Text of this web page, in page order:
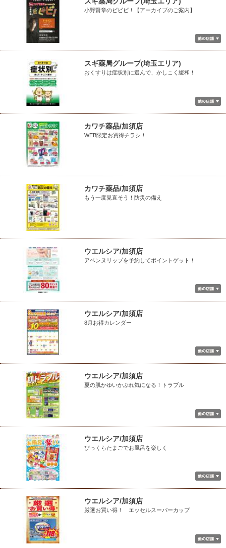
小野賢章のビビビ！【アーカイブのご案内】
スギ薬局グループ(埼玉エリア)
おくすりは症状別に選んで、かしこく緩和！
カワチ薬品/加須店
WEB限定お買得チラシ！
カワチ薬品/加須店
もう一度見直そう！防災の備え
ウエルシア/加須店
アベンヌリップを予約してポイントゲット！
ウエルシア/加須店
8月お得カレンダー
ウエルシア/加須店
夏の肌かゆいかぶれ気になる！トラブル
ウエルシア/加須店
びっくらたまごでお風呂を楽しく
ウエルシア/加須店
厳選お買い得！ エッセルスーパーカップ